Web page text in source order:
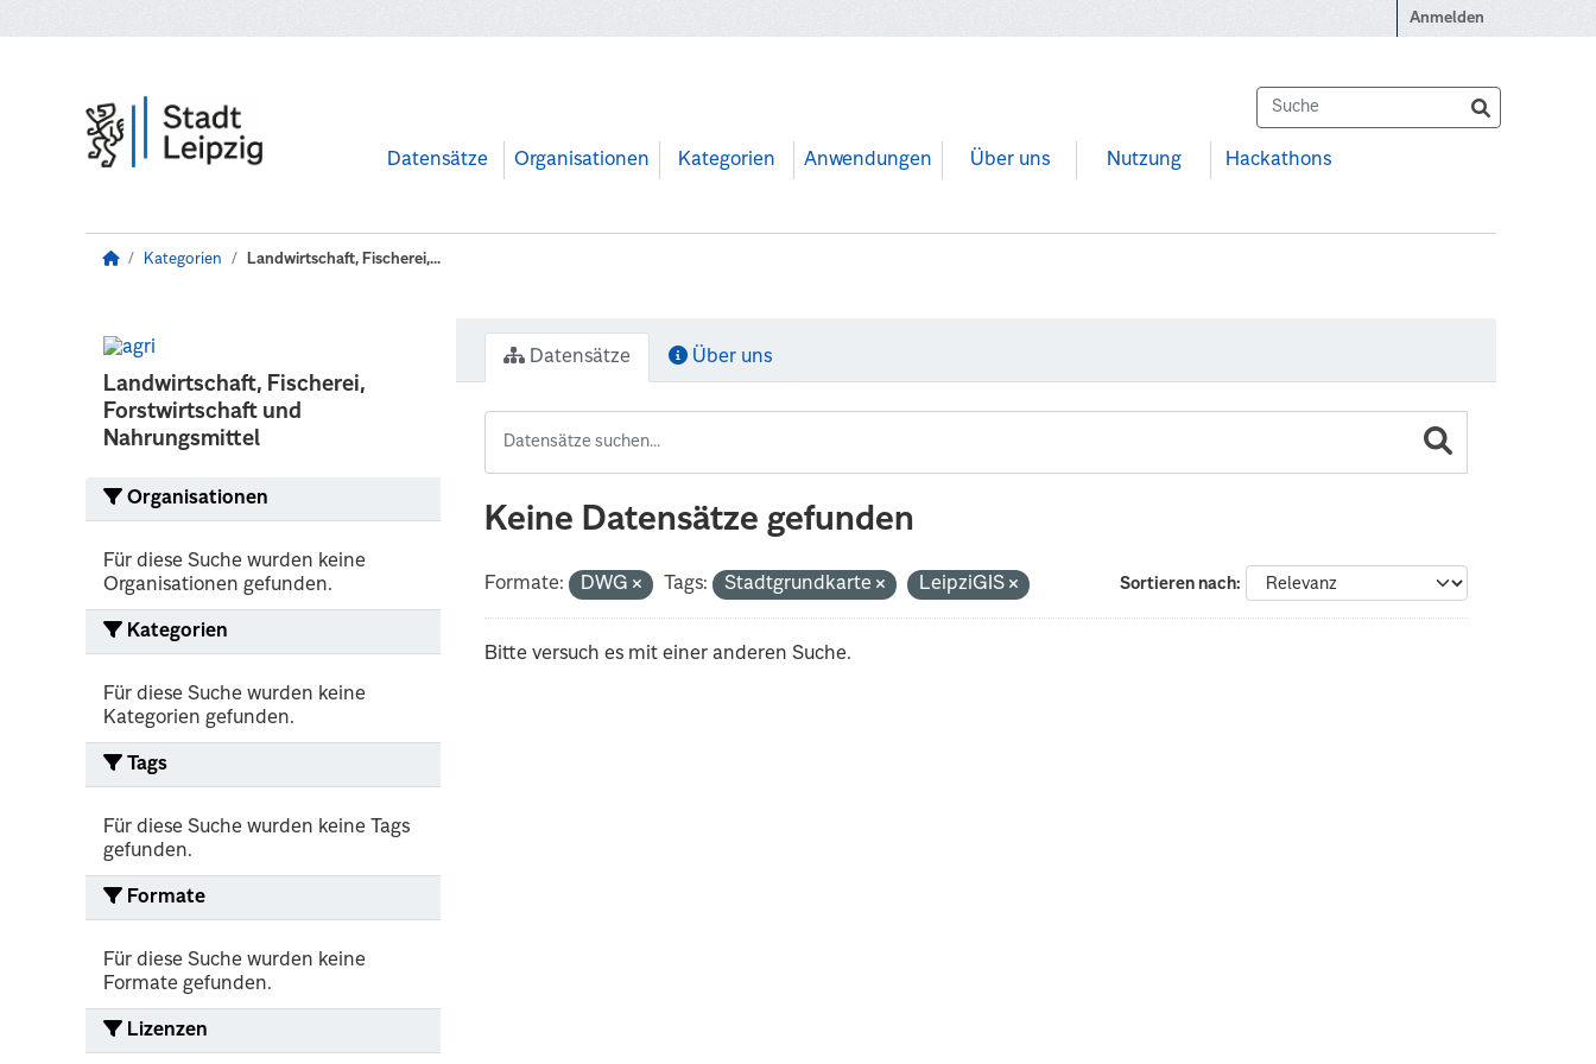
Anmelden
Datensätze Organisationen Kategorien Anwendungen Über uns Nutzung Hackathons
Kategorien Landwirtschaft, Fischerei,...
Landwirtschaft, Fischerei,
Forstwirtschaft und
Nahrungsmittel
Organisationen
Für diese Suche wurden keine
Organisationen gefunden.
Kategorien
Für diese Suche wurden keine
Kategorien gefunden.
Tags
Für diese Suche wurden keine Tags
gefunden.
Formate
Für diese Suche wurden keine
Formate gefunden.
Lizenzen
Datensätze Über uns
Keine Datensätze gefunden
Sortieren nach
Formate: DWG Tags: Stadtgrundkarte LeipziGIS
Bitte versuch es mit einer anderen Suche.